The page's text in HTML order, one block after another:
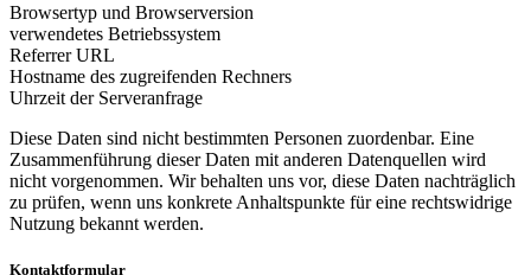
Browsertyp und Browserversion
verwendetes Betriebssystem
Referrer URL
Hostname des zugreifenden Rechners
Uhrzeit der Serveranfrage
Diese Daten sind nicht bestimmten Personen zuordenbar. Eine
Zusammenführung dieser Daten mit anderen Datenquellen wird
nicht vorgenommen. Wir behalten uns vor, diese Daten nachträglich
zu prüfen, wenn uns konkrete Anhaltspunkte für eine rechtswidrige
Nutzung bekannt werden.
Kontaktformular